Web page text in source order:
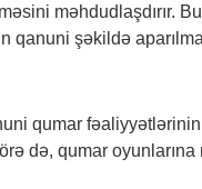
məhdudlaşdırır.
qanuni şəkildə
qumar
də, qumar